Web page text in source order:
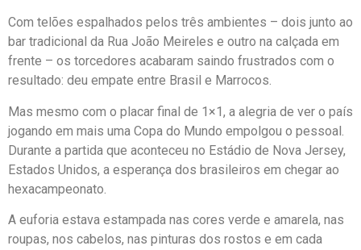
Com telões espalhados pelos três ambientes – dois junto ao
bar tradicional da Rua João Meireles e outro na calçada em
frente – os torcedores acabaram saindo frustrados com o
resultado: deu empate entre Brasil e Marrocos.
Mas mesmo com o placar final de 1×1, a alegria de ver o país
jogando em mais uma Copa do Mundo empolgou o pessoal.
Durante a partida que aconteceu no Estádio de Nova Jersey,
Estados Unidos, a esperança dos brasileiros em chegar ao
hexacampeonato.
A euforia estava estampada nas cores verde e amarela, nas
roupas, nos cabelos, nas pinturas dos rostos e em cada